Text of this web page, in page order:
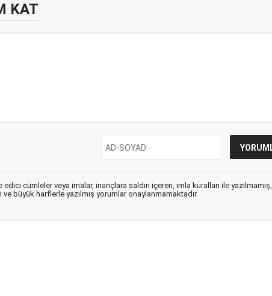
KAT
cümleler veya imalar, inançlara saldırı içeren, imla kuralları ile yazılmamış,
büyük harflerle yazılmış yorumlar onaylanmamaktadır.